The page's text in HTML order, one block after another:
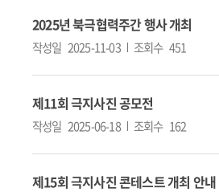
2025년 북극협력주간 행사 개최
작성일 2025-11-03 조회수 451
제11회 극지사진 공모전
작성일 2025-06-18 조회수 162
제15회 극지사진 콘테스트 개최 안